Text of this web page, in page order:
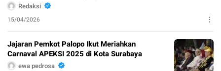
Redaksi
15/04/2026
Jajaran Pemkot Palopo Ikut Meriahkan
Carnaval APEKSI 2025 di Kota Surabaya
ewa pedrosa